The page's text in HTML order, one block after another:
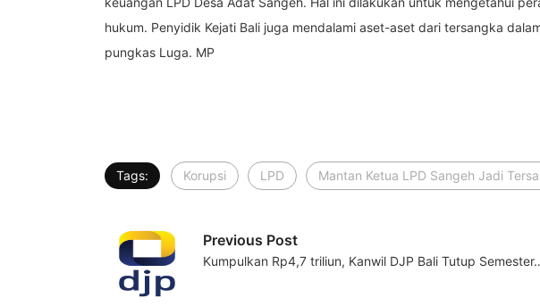
hukum. Penyidik Kejati Bali juga mendalami aset-aset dari tersangka
pungkas Luga. MP
Tags: Korupsi LPD Mantan Ketua LPD Sangeh Jadi
Previous Post
Kumpulkan Rp4,7 triliun, Kanwil DJP Bali Tutup